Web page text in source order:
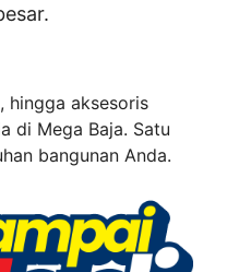
hingga aksesoris
di Mega Baja. Satu
bangunan Anda.